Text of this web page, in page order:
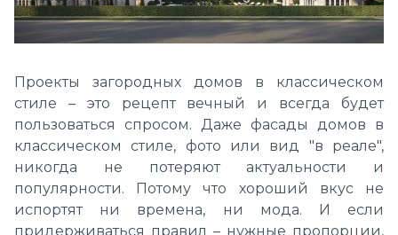
Проекты загородных домов в классическом
стиле – это рецепт вечный и всегда будет
пользоваться спросом. Даже фасады домов в
классическом стиле, фото или вид "в реале",
никогда не потеряют актуальности и
популярности. Потому что хороший вкус не
испортят ни времена, ни мода. И если
придерживаться правил – нужные пропорции,